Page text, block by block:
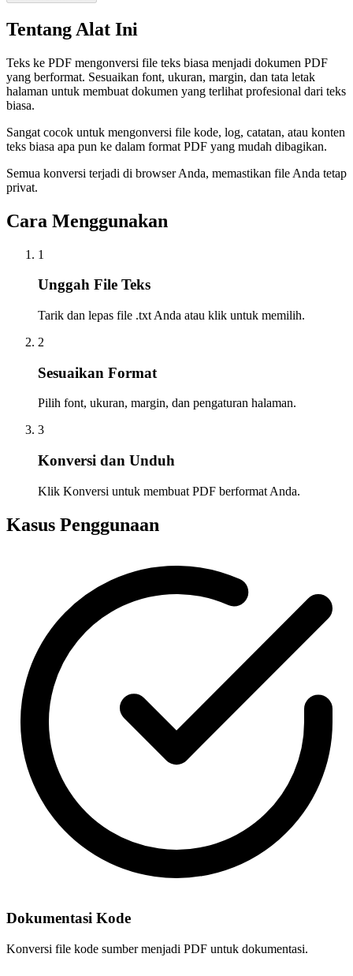
Tentang Alat Ini
Teks ke PDF mengonversi file teks biasa menjadi dokumen PDF
yang berformat. Sesuaikan font, ukuran, margin, dan tata letak
halaman untuk membuat dokumen yang terlihat profesional dari teks
biasa.
Sangat cocok untuk mengonversi file kode, log, catatan, atau konten
teks biasa apa pun ke dalam format PDF yang mudah dibagikan.
Semua konversi terjadi di browser Anda, memastikan file Anda tetap
privat.
Cara Menggunakan
1
Unggah File Teks
Tarik dan lepas file .txt Anda atau klik untuk memilih.
2
Sesuaikan Format
Pilih font, ukuran, margin, dan pengaturan halaman.
3
Konversi dan Unduh
Klik Konversi untuk membuat PDF berformat Anda.
Kasus Penggunaan
Dokumentasi Kode
Konversi file kode sumber menjadi PDF untuk dokumentasi.